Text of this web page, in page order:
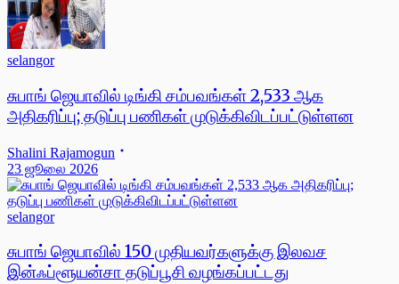
selangor
சுபாங் ஜெயாவில் டிங்கி சம்பவங்கள் 2,533 ஆக
அதிகரிப்பு; தடுப்பு பணிகள் முடுக்கிவிடப்பட்டுள்ளன
Shalini Rajamogun
23 ஜூலை 2026
selangor
சுபாங் ஜெயாவில் 150 முதியவர்களுக்கு இலவச
இன்ஃப்ளூயன்சா தடுப்பூசி வழங்கப்பட்டது